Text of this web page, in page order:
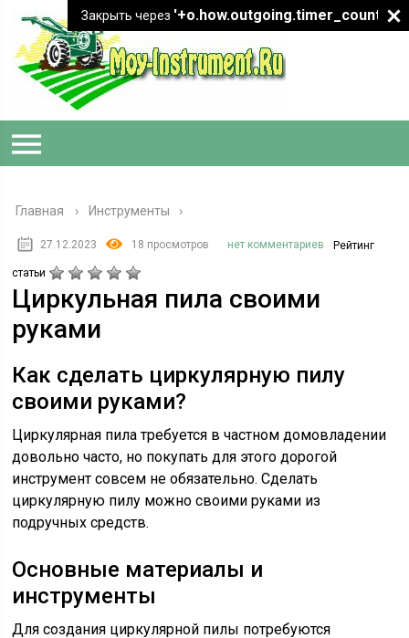
Главная › Инструменты
27.12.2023 18 просмотров нет комментариев Рейтинг
статьи
Циркульная пила своими
руками
Как сделать циркулярную пилу
своими руками?
Циркулярная пила требуется в частном домовладении
довольно часто, но покупать для этого дорогой
инструмент совсем не обязательно. Сделать
циркулярную пилу можно своими руками из
подручных средств.
Основные материалы и
инструменты
Для создания циркулярной пилы потребуются
Закрыть через '+o.how.outgoing.timer_count+"